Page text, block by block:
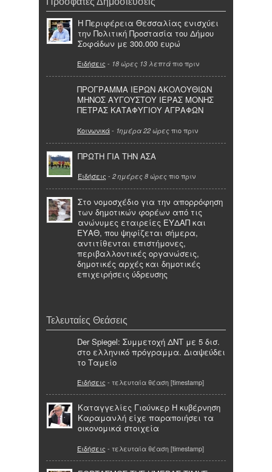
Η Περιφέρεια Θεσσαλίας ενισχύει
την Πολιτική Προστασία του Δήμου
Σοφάδων με 300.000 ευρώ
Ειδήσεις - 18 ώρες 13 λεπτά πιο πριν
ΠΡΟΓΡΑΜΜΑ ΙΕΡΩΝ ΑΚΟΛΟΥΘΙΩΝ
ΜΗΝΟΣ ΑΥΓΟΥΣΤΟΥ ΙΕΡΑΣ ΜΟΝΗΣ
ΠΕΤΡΑΣ ΚΑΤΑΦΥΓΙΟΥ ΑΓΡΑΦΩΝ
Κοινωνικά- 1ημέρα 22 ώρες πιο πριν
ΠΡΩΤΗ ΓΙΑ ΤΗΝ ΑΣΑ
Ειδήσεις - 2 ημέρες 8 ώρες πιο πριν
Στο νομοσχέδιο για την απορρόφηση
των δημοτικών φορέων από τις
ανώνυμες εταιρείες ΕΥΔΑΠ και
ΕΥΑΘ, που ψηφίζεται σήμερα,
αντιτίθενται επιστήμονες,
περιβαλλοντικές οργανώσεις,
δημοτικές αρχές και δημοτικές
επιχειρήσεις ύδρευσης
Τελευταίες Θεάσεις
Der Spiegel: Συμμετοχή ΔΝΤ με 5 δισ.
στο ελληνικό πρόγραμμα. Διαψεύδει
το Ταμείο
Ειδήσεις - τελευταία θέαση [timestamp]
Καταγγελίες Γιούνκερ Η κυβέρνηση
Καραμανλή είχε παραποιήσει τα
οικονομικά στοιχεία
Ειδήσεις - τελευταία θέαση [timestamp]